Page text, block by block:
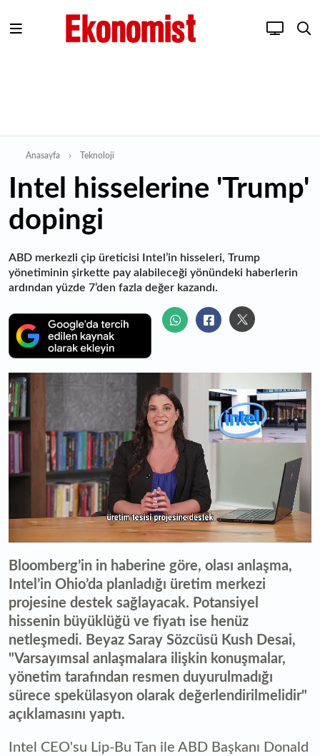
Anasayfa Teknoloji
Intel hisselerine 'Trump'
dopingi
ABD merkezli çip üreticisi Intel’in hisseleri, Trump
yönetiminin şirkette pay alabileceği yönündeki haberlerin
ardından yüzde 7’den fazla değer kazandı.
seconds
of
0
seconds
Bloomberg’in in haberine göre, olası anlaşma,
Intel’in Ohio’da planladığı üretim merkezi
projesine destek sağlayacak. Potansiyel
hissenin büyüklüğü ve fiyatı ise henüz
netleşmedi. Beyaz Saray Sözcüsü Kush Desai,
"Varsayımsal anlaşmalara ilişkin konuşmalar,
yönetim tarafından resmen duyurulmadığı
sürece spekülasyon olarak değerlendirilmelidir"
açıklamasını yaptı.
Intel CEO'su Lip-Bu Tan ile ABD Başkanı Donald